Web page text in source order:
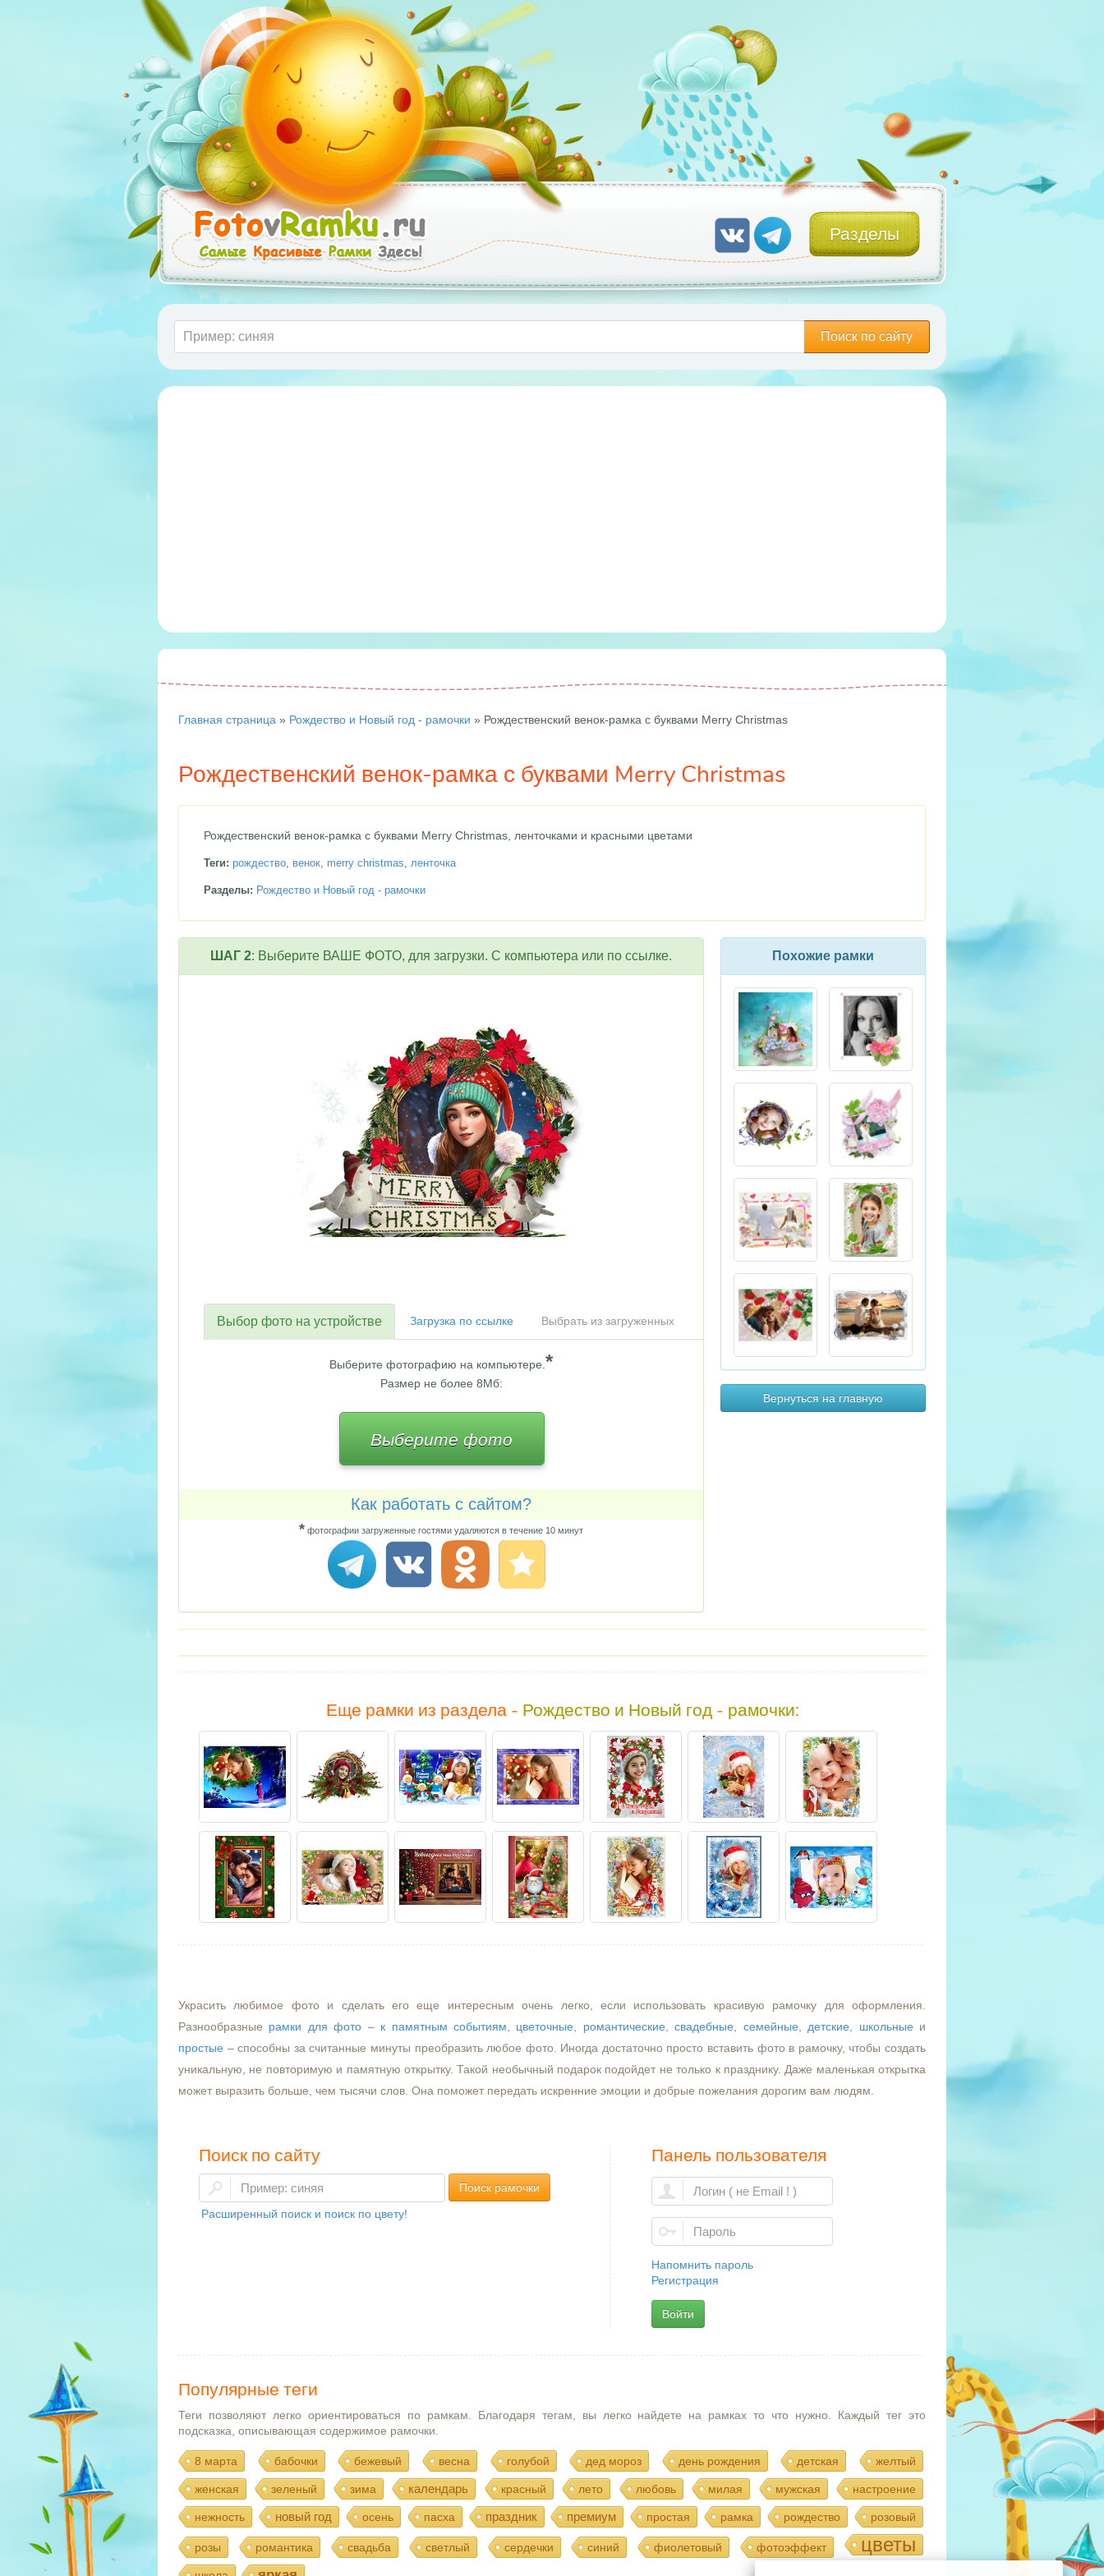
Разделы
Поиск по сайту
Главная страница » Рождество и Новый год - рамочки » Рождественский венок-рамка с буквами Merry Christmas
Рождественский венок-рамка с буквами Merry Christmas
Рождественский венок-рамка с буквами Merry Christmas, ленточками и красными цветами
Теги: рождество, венок, merry christmas, ленточка
Разделы: Рождество и Новый год - рамочки
Похожие рамки
Вернуться на главную
ШАГ 2: Выберите ВАШЕ ФОТО, для загрузки. С компьютера или по ссылке.
Выбор фото на устройстве Загрузка по ссылке Выбрать из загруженных
Выберите фотографию на компьютере. *
Размер не более 8Мб:
Выберите фото
Как работать с сайтом?
* фотографии загруженные гостями удаляются в течение 10 минут
Еще рамки из раздела - Рождество и Новый год - рамочки:
Украсить любимое фото и сделать его еще интересным очень легко, если использовать красивую рамочку для оформления.
Разнообразные рамки для фото – к памятным событиям цветочные романтические ,свадебные семейные детские школьные и
простые – способны за считанные минуты преобразить любое фото. Иногда достаточно просто вставить фото в рамочку, чтобы создать
уникальную, не повторимую и памятную открытку. Такой необычный подарок подойдет не только к празднику. Даже маленькая открытка
может выразить больше, чем тысячи слов. Она поможет передать искренние эмоции и добрые пожелания дорогим вам людям.
Поиск по сайту
Поиск рамочки
Расширенный поиск и поиск по цвету!
Панель пользователя
Напомнить пароль
Регистрация
Войти
Популярные теги
Теги позволяют легко ориентироваться по рамкам. Благодаря тегам, вы легко найдете на рамках то что нужно. Каждый тег это
подсказка, описывающая содержимое рамочки.
8 марта бабочки бежевый весна голубой дед мороз день рождения детская желтый
женская зеленый зима календарь красный лето любовь милая мужская настроение
нежность новый год осень пасха праздник премиум простая рамка рождество розовый
розы романтика свадьба светлый сердечки синий фиолетовый фотоэффект цветы